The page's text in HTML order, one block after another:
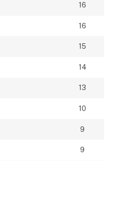
16
16
15
14
13
10
9
9